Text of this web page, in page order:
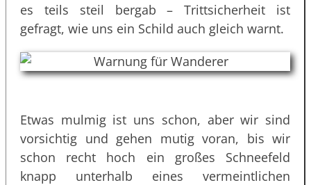
es teils steil bergab – Trittsicherheit ist
gefragt, wie uns ein Schild auch gleich warnt.
Etwas mulmig ist uns schon, aber wir sind
vorsichtig und gehen mutig voran, bis wir
schon recht hoch ein großes Schneefeld
knapp unterhalb eines vermeintlichen